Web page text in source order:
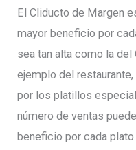
El Cliducto de Margen
mayor beneficio por
sea tan alta como la del
ejemplo del
por los platillos
número de ventas
beneficio por cada